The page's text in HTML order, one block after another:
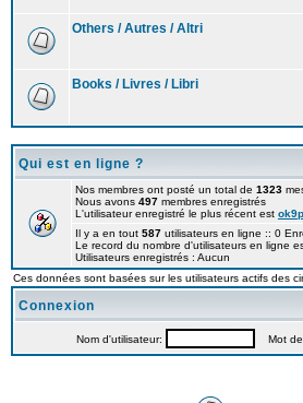
Others / Autres / Altri
Books / Livres / Libri
Qui est en ligne ?
Nos membres ont posté un total de 1323
Nous avons 497 membres enregistrés
L'utilisateur enregistré le plus récent est
Il y a en tout 587 utilisateurs en ligne :: 0
Le record du nombre d'utilisateurs en ligne
Utilisateurs enregistrés : Aucun
Ces données sont basées sur les utilisateurs actifs des
Connexion
Nom d'utilisateur: Mot de